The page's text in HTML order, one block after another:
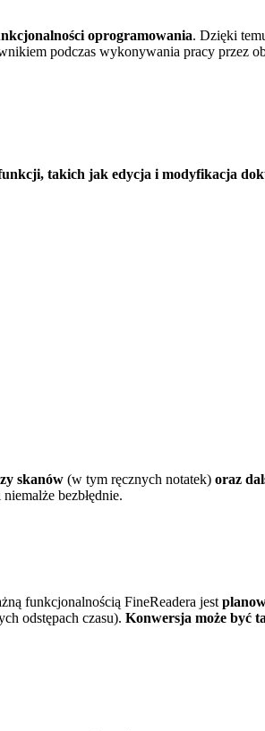
oprogramowania. Dzięki
podczas wykonywania pracy przez
takich jak edycja i modyfikacja
skanów (w tym ręcznych notatek) oraz
bezbłędnie.
funkcjonalnością FineReadera jest
odstępach czasu). Konwersja może być